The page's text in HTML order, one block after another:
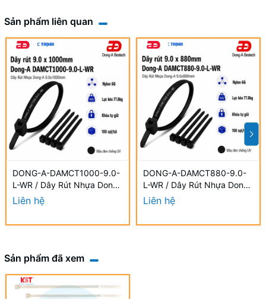
Sản phẩm liên quan
DONG-A-DAMCT1000-9.0-
L-WR / Dây Rút Nhựa Dong-
A 9.0×1000mm Chống UV
Liên hệ
DONG-A-DAMCT880-9.0-
L-WR / Dây Rút Nhựa Dong-
A 9.0×880mm Chống UV
Liên hệ
Sản phẩm đã xem